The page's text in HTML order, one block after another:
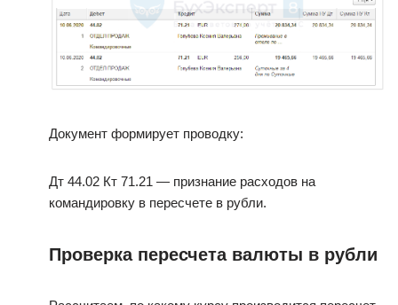
Документ формирует проводку:
Дт 44.02 Кт 71.21 — признание расходов на
командировку в пересчете в рубли.
Проверка пересчета валюты в рубли